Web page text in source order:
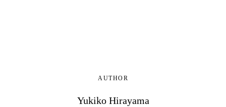
AUTHOR
Yukiko Hirayama